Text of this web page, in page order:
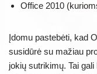
Office 2010
Įdomu pastebėti, kad
susidūrė su mažiau
jokių sutrikimų. Tai